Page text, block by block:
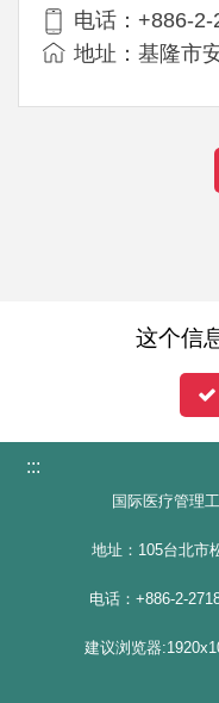
电话：+886-
地址：基隆市
这个信
:::
国际医疗管理
地址：105台北市
电话：+886-2-
建议浏览器